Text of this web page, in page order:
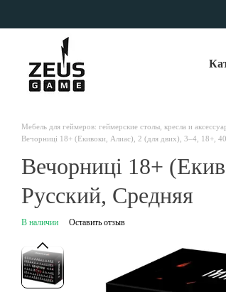
Мебель для геймеров: геймерские столы, кресла и
Вечорниці 18+ (Екивоки, Алиас), 2 (для двих), 3–4, 18+,
Вечорниці 18+
Русский, Средняя
В наличии Оставить отзыв